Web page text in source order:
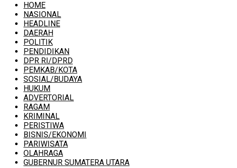
HOME
NASIONAL
HEADLINE
DAERAH
POLITIK
PENDIDIKAN
DPR RI/DPRD
PEMKAB/KOTA
SOSIAL/BUDAYA
HUKUM
ADVERTORIAL
RAGAM
KRIMINAL
PERISTIWA
BISNIS/EKONOMI
PARIWISATA
OLAHRAGA
GUBERNUR SUMATERA UTARA